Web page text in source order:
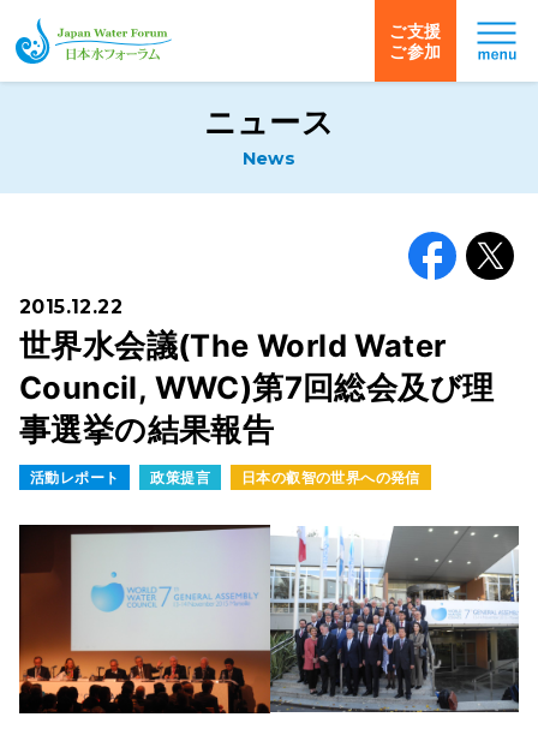
日本水フォーラム
ご支援
ご参加
ニュース
News
2015.12.22
世界水会議(The World Water
Council, WWC)第7回総会及び理
事選挙の結果報告
活動レポート 政策提言 日本の叡智の世界への発信